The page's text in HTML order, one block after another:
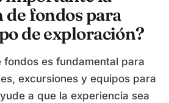
de fondos para
de exploración?
fondos es fundamental para
excursiones y equipos para
a que la experiencia sea